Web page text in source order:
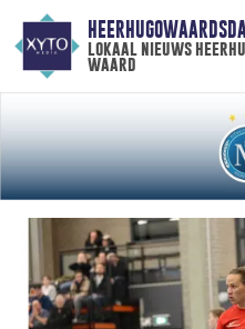
lokaal nieuws
waard